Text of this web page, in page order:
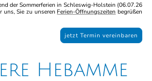
der Sommerferien in Schleswig-Holstein (06.07.26
uns, Sie zu unseren Ferien-Öffnungszeiten begrüßen
jetzt Termin vereinbaren
Hebamme